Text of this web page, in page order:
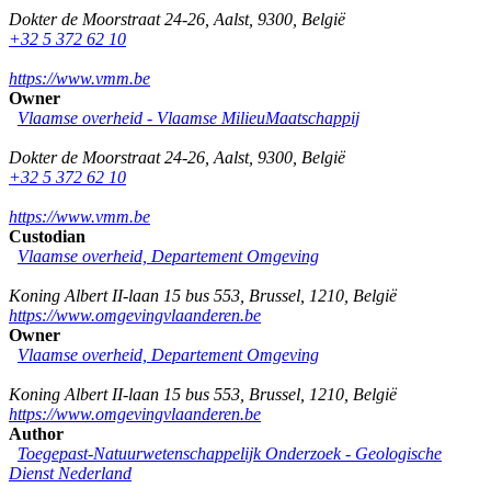
Dokter de Moorstraat 24-26 Aalst, 9300 België
+32 5 372 62 10
https://www.vmm.be
Owner
Vlaamse overheid - Vlaamse MilieuMaatschappij
Dokter de Moorstraat 24-26 Aalst, 9300 België
+32 5 372 62 10
https://www.vmm.be
Custodian
Vlaamse overheid, Departement Omgeving
Koning Albert II-laan 15 bus 553 Brussel 1210 België
https://www.omgevingvlaanderen.be
Owner
Vlaamse overheid, Departement Omgeving
Koning Albert II-laan 15 bus 553 Brussel 1210 België
https://www.omgevingvlaanderen.be
Author
Toegepast-Natuurwetenschappelijk Onderzoek - Geologische
Dienst Nederland